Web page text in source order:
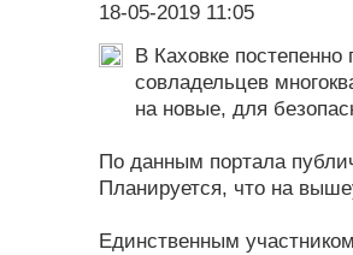
18-05-2019 11:05
В Каховке
совладельцев
на новые, для
По данным портала
Планируется, что на
Единственным